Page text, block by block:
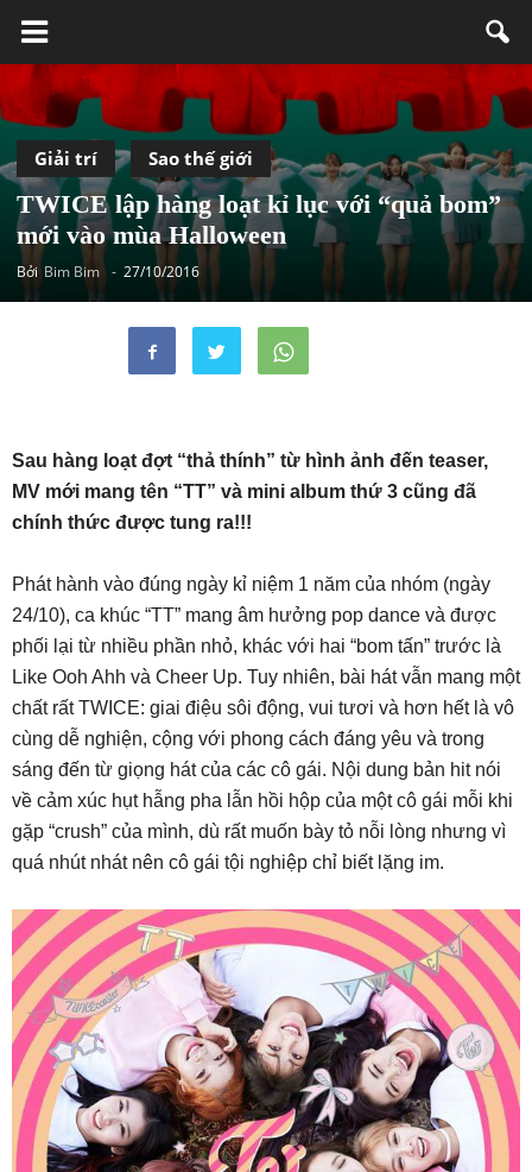
Giải trí Sao thế giới
TWICE lập hàng loạt kỉ lục với “quả bom”
mới vào mùa Halloween
Bởi Bim Bim - 27/10/2016
Sau hàng loạt đợt “thả thính” từ hình ảnh đến teaser,
MV mới mang tên “TT” và mini album thứ 3 cũng đã
chính thức được tung ra!!!
Phát hành vào đúng ngày kỉ niệm 1 năm của nhóm (ngày
24/10), ca khúc “TT” mang âm hưởng pop dance và được
phối lại từ nhiều phần nhỏ, khác với hai “bom tấn” trước là
Like Ooh Ahh và Cheer Up. Tuy nhiên, bài hát vẫn mang một
chất rất TWICE: giai điệu sôi động, vui tươi và hơn hết là vô
cùng dễ nghiện, cộng với phong cách đáng yêu và trong
sáng đến từ giọng hát của các cô gái. Nội dung bản hit nói
về cảm xúc hụt hẫng pha lẫn hồi hộp của một cô gái mỗi khi
gặp “crush” của mình, dù rất muốn bày tỏ nỗi lòng nhưng vì
quá nhút nhát nên cô gái tội nghiệp chỉ biết lặng im.